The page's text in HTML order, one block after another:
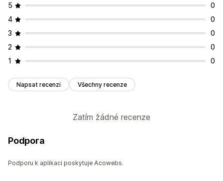
5
0
4
0
3
0
2
0
1
0
Napsat recenzi Všechny recenze
Zatím žádné recenze
Podpora
Podporu k aplikaci poskytuje Acowebs.